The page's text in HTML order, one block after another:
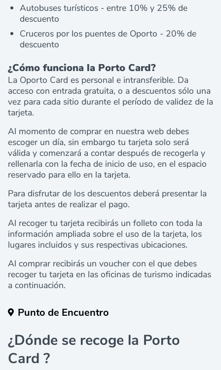
Autobuses turísticos - entre 10% y 25% de
descuento
Cruceros por los puentes de Oporto - 20% de
descuento
¿Cómo funciona la Porto Card?
La Oporto Card es personal e intransferible. Da
acceso con entrada gratuita, o a descuentos sólo una
vez para cada sitio durante el período de validez de la
tarjeta.
Al momento de comprar en nuestra web debes
escoger un día, sin embargo tu tarjeta solo será
válida y comenzará a contar después de recogerla y
rellenarla con la fecha de inicio de uso, en el espacio
reservado para ello en la tarjeta.
Para disfrutar de los descuentos deberá presentar la
tarjeta antes de realizar el pago.
Al recoger tu tarjeta recibirás un folleto con toda la
información ampliada sobre el uso de la tarjeta, los
lugares incluidos y sus respectivas ubicaciones.
Al comprar recibirás un voucher con el que debes
recoger tu tarjeta en las oficinas de turismo indicadas
a continuación.
Punto de Encuentro
¿Dónde se recoge la Porto
Card ?